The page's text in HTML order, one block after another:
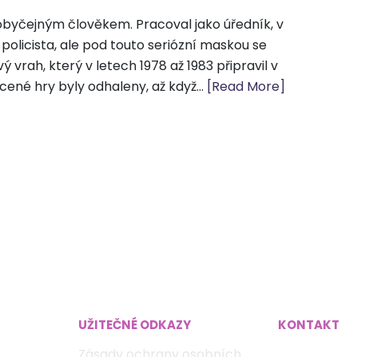
člověkem. Pracoval jako úředník, v
ale pod touto seriózní maskou se
vrah, který v letech 1978 až 1983 připravil v
hry byly odhaleny, až když... [Read More]
UŽITEČNÉ ODKAZY KONTAKT